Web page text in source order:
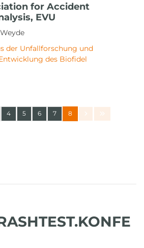
for Accident
EVU
der Unfallforschung und
des Biofidel
4 5 6 7 8